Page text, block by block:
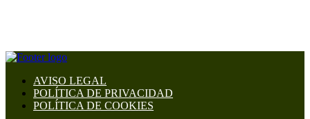
AVISO LEGAL
POLÍTICA DE PRIVACIDAD
POLÍTICA DE COOKIES